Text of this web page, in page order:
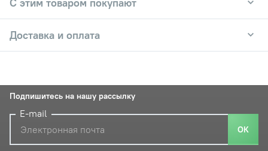
Доставка и оплата
Подпишитесь на нашу рассылку
E-mail
ОК